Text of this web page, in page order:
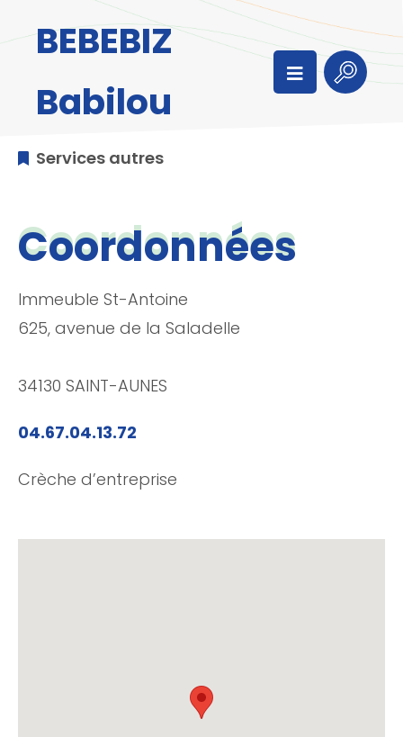
Aller à la recherche
BEBEBIZ
Babilou
Menu
Services autres
Coordonnées
Immeuble St-Antoine
625, avenue de la Saladelle
34130 SAINT-AUNES
04.67.04.13.72
Crèche d’entreprise